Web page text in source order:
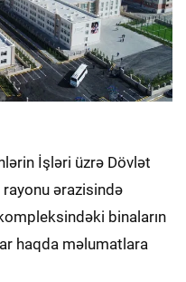
İşləri üzrə Dövlət
ərazisində
binaların
haqda məlumatlara